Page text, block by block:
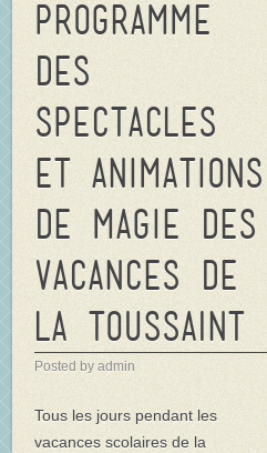
Programme
des
spectacles
et animations
de magie des
vacances de
la TOUSSAINT
Posted by admin
Tous les jours pendant les
vacances scolaires de la